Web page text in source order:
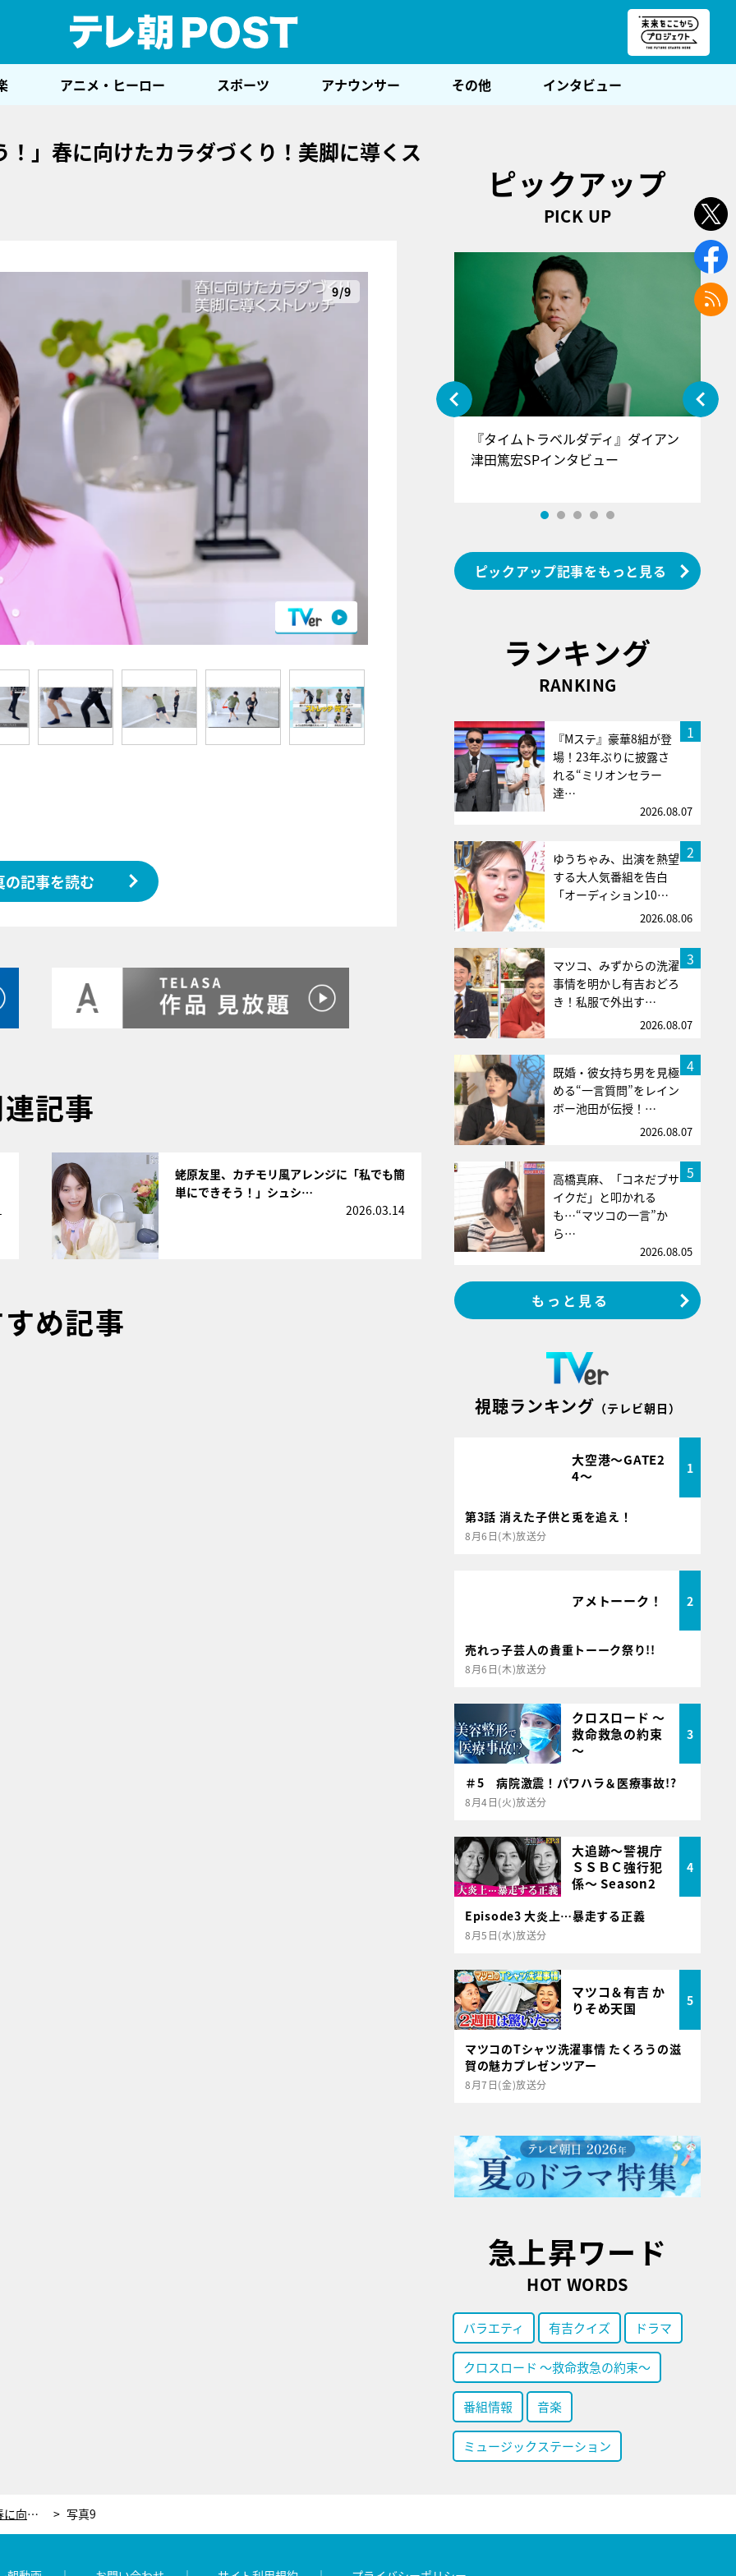
アニメ・ヒーロー スポーツ アナウンサー その他 インタビュー
」春に向けたカラダづくり！美脚に導くス
9/9
の記事を読む
記事
蛯原友里、カチモリ風アレンジに「私でも簡
単にできそう！」シュシ…
2026.03.14
め記事
ピックアップ
PICK UP
『アイ＝ラブ！げーみんぐ』＝LOV
E齋藤樹愛羅＆佐々木舞香SPインタ
ビュー
『タイムトラベルダディ』ダイアン
津田篤宏SPインタビュー
ピックアップ記事をもっと見る
ランキング
RANKING
1
『Mステ』豪華8組が登
場！23年ぶりに披露さ
れる“ミリオンセラー
達…
2026.08.07
2
ゆうちゃみ、出演を熱望
する大人気番組を告白
「オーディション10…
2026.08.06
3
マツコ、みずからの洗濯
事情を明かし有吉おどろ
き！私服で外出す…
2026.08.07
4
既婚・彼女持ち男を見極
める“一言質問”をレイン
ボー池田が伝授！…
2026.08.07
5
高橋真麻、「コネだブサ
イクだ」と叩かれる
も…“マツコの一言”か
ら…
2026.08.05
もっと見る
視聴ランキング （テレビ朝日）
大空港～GATE2
4～
1
第3話 消えた子供と兎を追え！
8月6日(木)放送分
アメトーーク！ 2
売れっ子芸人の貴重トーーク祭り!!
8月6日(木)放送分
クロスロード ～
救命救急の約束
～
3
＃5 病院激震！パワハラ＆医療事故!?
8月4日(火)放送分
大追跡～警視庁
ＳＳＢＣ強行犯
係～ Season2
4
Episode3 大炎上…暴走する正義
8月5日(水)放送分
マツコ＆有吉 か
りそめ天国
5
マツコのTシャツ洗濯事情 たくろうの滋
賀の魅力プレゼンツアー
8月7日(金)放送分
急上昇ワード
HOT WORDS
バラエティ 有吉クイズ ドラマ
クロスロード ～救命救急の約束～
番組情報 音楽
ミュージックステーション
蛯原友里「スキマ時間にできそう！」春に向けたカラダづくり！美脚に導くストレッチ方法 写真9